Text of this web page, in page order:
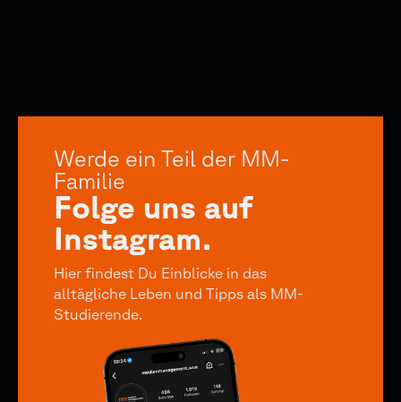
Werde ein Teil der MM-
Familie
Folge uns auf
Instagram.
Hier findest Du Einblicke in das
alltägliche Leben und Tipps als MM-
Studierende.